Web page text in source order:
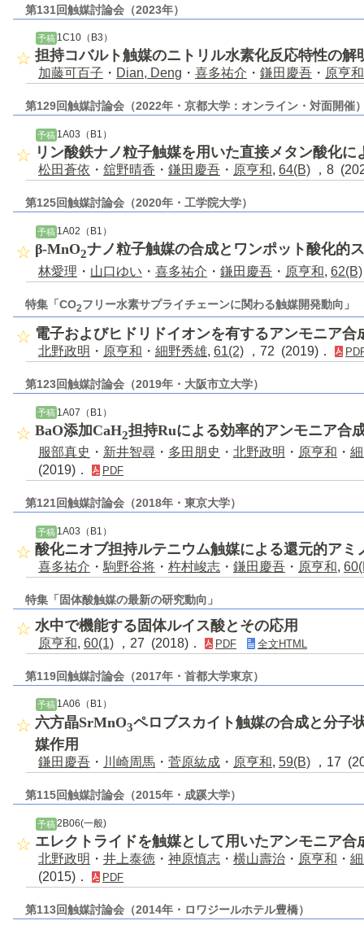
第131回触媒討論会（2023年）
予稿 1C10（B3）
担持コバルト触媒のニトリル水素化反応特性の解
加藤可百子 ・ Dian, Deng ・ 喜多祐介 ・ 鎌田慶吾 ・ 原亨和
第129回触媒討論会（2022年・京都大学：オンライン・対面開催
予稿 1A03（B1）
リン酸鉄ナノ粒子触媒を用いた直接メタン酸化
松田蒼依 ・ 舘野晴香 ・ 鎌田慶吾 ・ 原亨和, 64(B) ，8
第125回触媒討論会（2020年・工学院大学）
予稿1A02（B1）
β-MnO2ナノ粒子触媒の合成とワンポット酸化的
林愛理 ・ 山口ゆい ・ 喜多祐介 ・ 鎌田慶吾 ・ 原亨和, 62(B)
特集「CO2フリー水素サプライチェーンに関わる触媒開発動向」
電子およびヒドリドイオンを有するアンモニア合
北野政明 ・ 原亨和 ・ 細野秀雄, 61(2) ，72 (2019)．
第123回触媒討論会（2019年・大阪市立大学）
予稿 1A07（B1）
BaO添加CaH2担持Ruによる効率的アンモニア合
服部真史 ・ 新井智尋 ・ 多田朋史 ・ 北野政明 ・ 原亨和 ・
(2019)．
PDF
第121回触媒討論会（2018年・東京大学）
予稿 1A03（B1）
酸化ニオブ担持ルテニウム触媒による還元的アミ
喜多祐介 ・ 駒野谷将 ・ 杵村峻志 ・ 鎌田慶吾 ・ 原亨和,
特集「固体酸触媒の最新の研究動向」
水中で機能する固体ルイス酸とその応用
原亨和, 60(1) ，27 (2018)． PDF 全文HTML
第119回触媒討論会（2017年・首都大学東京）
予稿 1A06（B1）
六方晶SrMnO3ペロブスカイト触媒の合成と分子
媒作用
鎌田慶吾 ・ 川崎周馬 ・ 菅原紘成 ・ 原亨和, 59(B) ，17
第115回触媒討論会（2015年・成蹊大学）
予稿2B06(一般)
エレクトライドを触媒として用いたアンモニア合
北野政明 ・ 井上泰徳 ・ 神原慎志 ・ 横山壽治 ・ 原亨和 ・
(2015)．
PDF
第113回触媒討論会（2014年・ロワジールホテル豊橋）